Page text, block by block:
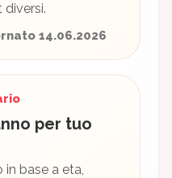
14.06.2026
per tuo
base a eta,